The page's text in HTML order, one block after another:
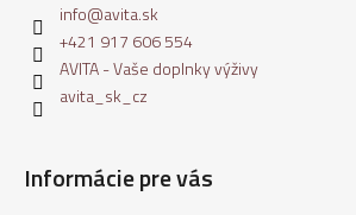
info@avita.sk
+421 917 606 554
AVITA - Vaše doplnky výživy
avita_sk_cz
Informácie pre vás